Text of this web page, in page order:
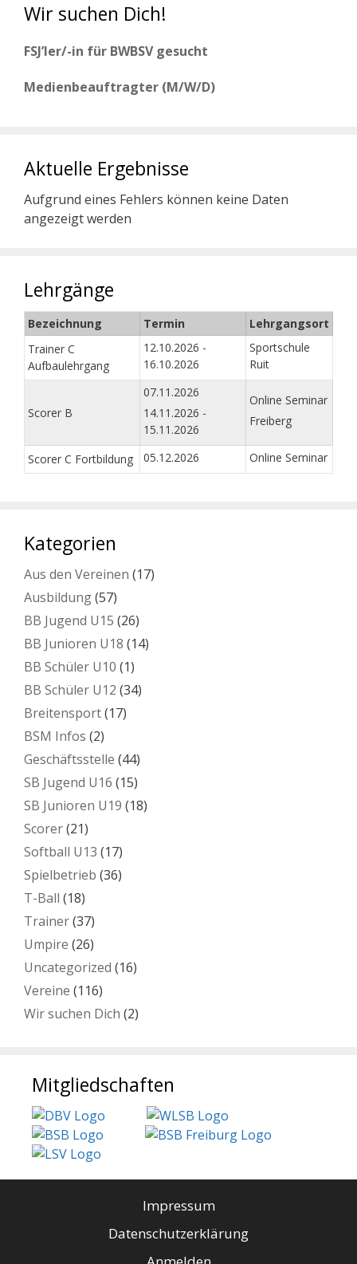
Wir suchen Dich!
FSJ’ler/-in für BWBSV gesucht
Medienbeauftragter (M/W/D)
Aktuelle Ergebnisse
Aufgrund eines Fehlers können keine Daten
angezeigt werden
Lehrgänge
Bezeichnung Termin
Lehrgangsort
Trainer C
Aufbaulehrgang
12.10.2026 -
16.10.2026
Sportschule
Ruit
Scorer B
07.11.2026
14.11.2026 -
15.11.2026
Online Seminar
Freiberg
Scorer C Fortbildung 05.12.2026 Online Seminar
Kategorien
Aus den Vereinen (17)
Ausbildung(57)
BB Jugend U15 (26)
BB Junioren U18 (14)
BB Schüler U10 (1)
BB Schüler U12 (34)
Breitensport(17)
BSM Infos (2)
Geschäftsstelle (44)
SB Jugend U16 (15)
SB Junioren U19 (18)
Scorer(21)
Softball U13 (17)
Spielbetrieb (36)
T-Ball (18)
Trainer(37)
Umpire (26)
Uncategorized (16)
Vereine (116)
Wir suchen Dich (2)
Mitgliedschaften
Impressum
Datenschutzerklärung